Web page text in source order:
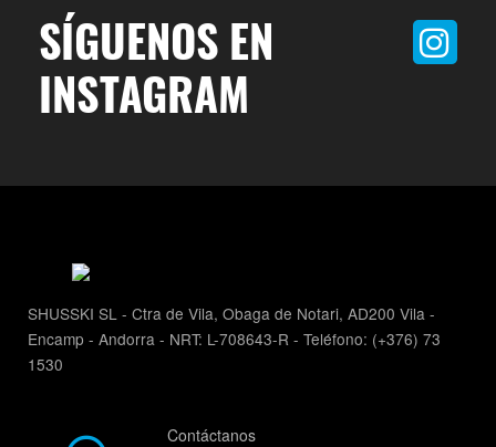
SÍGUENOS EN
INSTAGRAM
SHUSSKI SL - Ctra de Vila, Obaga de Notari, AD200 Vila -
Encamp - Andorra - NRT: L-708643-R - Teléfono: (+376) 73
1530
Contáctanos